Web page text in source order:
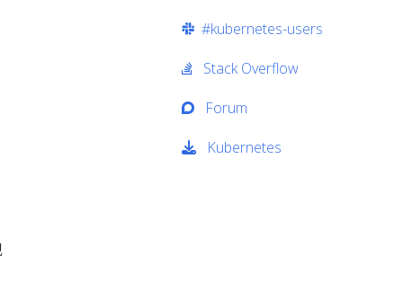
#kubernetes-users
Stack Overflow
Forum
Kubernetes